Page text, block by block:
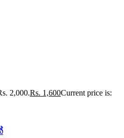
2,000.Rs. 1,600Current price is: